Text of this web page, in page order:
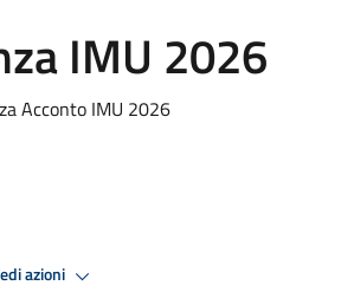
IMU 2026
Acconto IMU 2026
azioni